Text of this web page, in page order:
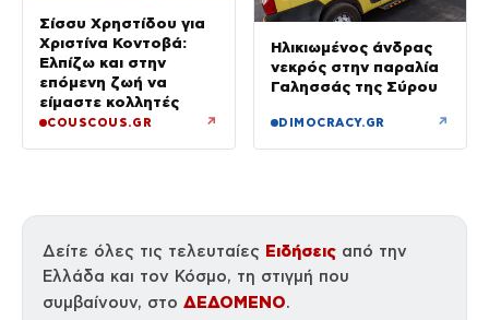
Σίσσυ Χρηστίδου για
Χριστίνα Κοντοβά:
Ελπίζω και στην
επόμενη ζωή να
είμαστε κολλητές
COUSCOUS.GR ↗
Ηλικιωμένος άνδρας
νεκρός στην παραλία
Γαλησσάς της Σύρου
DIMOCRACY.GR ↗
Δείτε όλες τις τελευταίες Ειδήσεις από την
Ελλάδα και τον Κόσμο, τη στιγμή που
συμβαίνουν, στο ΔΕΔΟΜΕΝΟ.